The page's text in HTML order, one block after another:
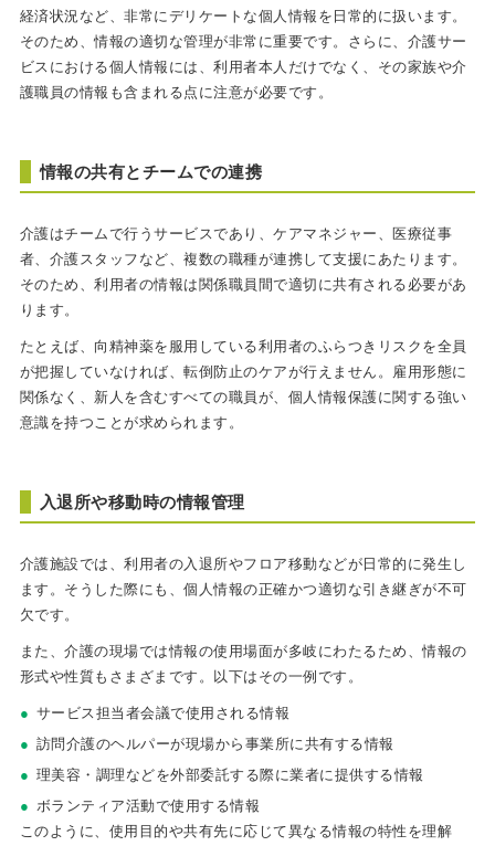
経済状況など、非常にデリケートな個人情報を日常的に扱います。
そのため、情報の適切な管理が非常に重要です。さらに、介護サー
ビスにおける個人情報には、利用者本人だけでなく、その家族や介
護職員の情報も含まれる点に注意が必要です。
情報の共有とチームでの連携
介護はチームで行うサービスであり、ケアマネジャー、医療従事
者、介護スタッフなど、複数の職種が連携して支援にあたります。
そのため、利用者の情報は関係職員間で適切に共有される必要があ
ります。
たとえば、向精神薬を服用している利用者のふらつきリスクを全員
が把握していなければ、転倒防止のケアが行えません。雇用形態に
関係なく、新人を含むすべての職員が、個人情報保護に関する強い
意識を持つことが求められます。
入退所や移動時の情報管理
介護施設では、利用者の入退所やフロア移動などが日常的に発生し
ます。そうした際にも、個人情報の正確かつ適切な引き継ぎが不可
欠です。
また、介護の現場では情報の使用場面が多岐にわたるため、情報の
形式や性質もさまざまです。以下はその一例です。
サービス担当者会議で使用される情報
訪問介護のヘルパーが現場から事業所に共有する情報
理美容・調理などを外部委託する際に業者に提供する情報
ボランティア活動で使用する情報
このように、使用目的や共有先に応じて異なる情報の特性を理解